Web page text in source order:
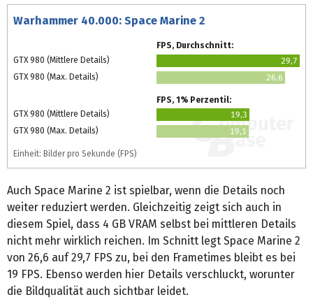
Warhammer 40.000: Space Marine 2
FPS, Durchschnitt:
GTX 980 (Mittlere Details)
29,7
GTX 980 (Max. Details)
26,6
FPS, 1% Perzentil:
GTX 980 (Mittlere Details)
19,3
GTX 980 (Max. Details)
19,1
Einheit: Bilder pro Sekunde (FPS)
Auch Space Marine 2 ist spielbar, wenn die Details noch
weiter reduziert werden. Gleichzeitig zeigt sich auch in
diesem Spiel, dass 4 GB VRAM selbst bei mittleren Details
nicht mehr wirklich reichen. Im Schnitt legt Space Marine 2
von 26,6 auf 29,7 FPS zu, bei den Frametimes bleibt es bei
19 FPS. Ebenso werden hier Details verschluckt, worunter
die Bildqualität auch sichtbar leidet.